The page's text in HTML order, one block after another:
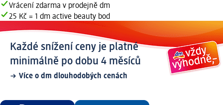
Vrácení zdarma v prodejně dm
25 Kč = 1 dm active beauty bod
Každé snížení ceny je platné
minimálně po dobu 4 měsíců
Více o dm dlouhodobých cenách